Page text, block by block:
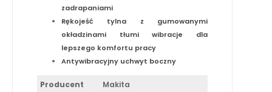
zadrapaniami
Rękojeść tylna z gumowanymi
okładzinami tłumi wibracje dla
lepszego komfortu pracy
Antywibracyjny uchwyt boczny
Producent
Makita